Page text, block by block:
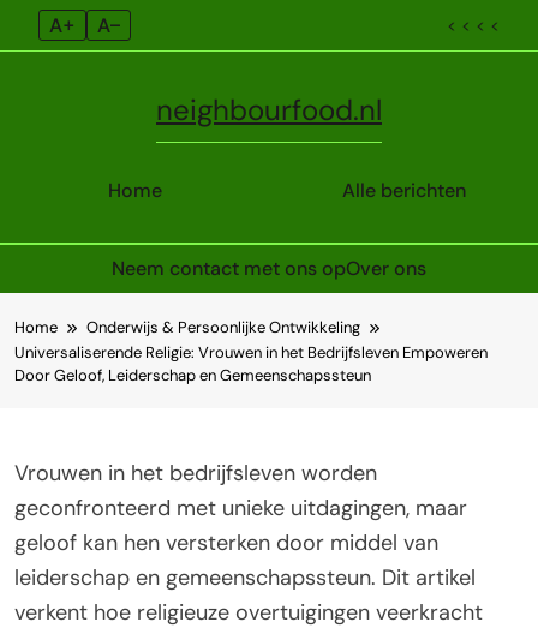
A+ A– < < < <
Home
neighbourfood.nl
Alle berichten
Neem contact met ons opOver ons
to
content
Home
Onderwijs & Persoonlijke Ontwikkeling
Universaliserende Religie: Vrouwen in het Bedrijfsleven Empoweren
Door Geloof, Leiderschap en Gemeenschapssteun
Vrouwen in het bedrijfsleven worden
geconfronteerd met unieke uitdagingen, maar
geloof kan hen versterken door middel van
leiderschap en gemeenschapssteun. Dit artikel
verkent hoe religieuze overtuigingen veerkracht